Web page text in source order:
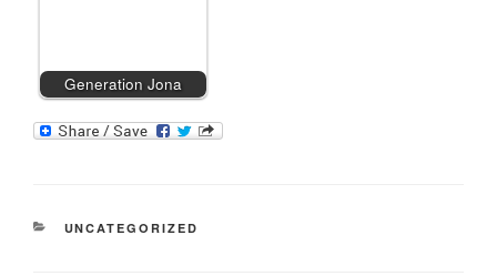
Generation Jona
KATEGORIEN
UNCATEGORIZED